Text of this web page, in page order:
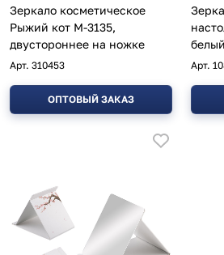
Зеркало косметическое
Рыжий кот M-3135,
двустороннее на ножке
Арт. 310453
ОПТОВЫЙ ЗАКАЗ
белый
Арт.